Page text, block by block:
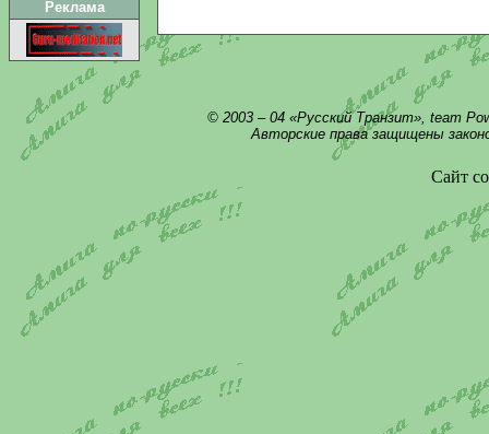
Реклама
© 2003 – 04 «Русский Транзит», team
Авторские права защищены
Сайт